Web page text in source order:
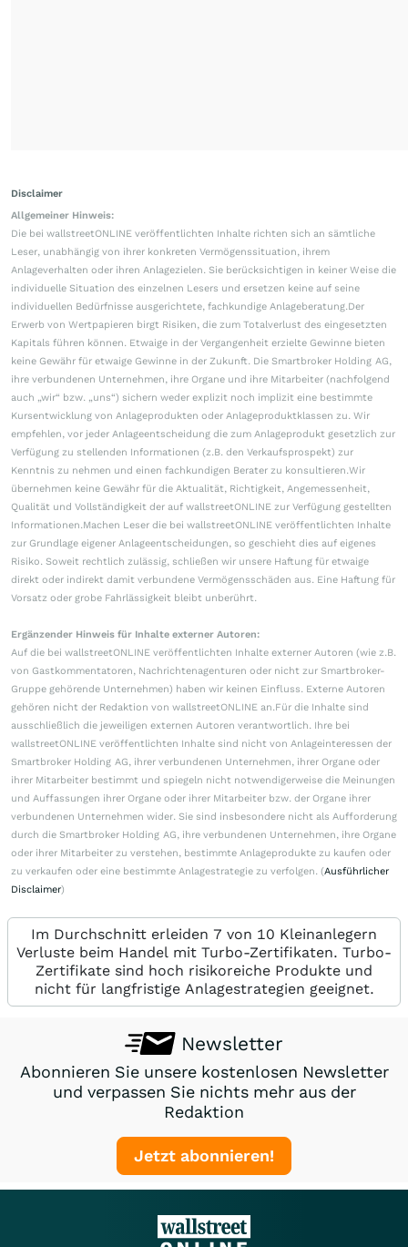
Disclaimer
Allgemeiner Hinweis:
Die bei wallstreetONLINE veröffentlichten Inhalte richten sich an sämtliche
Leser, unabhängig von ihrer konkreten Vermögenssituation, ihrem
Anlageverhalten oder ihren Anlagezielen. Sie berücksichtigen in keiner Weise die
individuelle Situation des einzelnen Lesers und ersetzen keine auf seine
individuellen Bedürfnisse ausgerichtete, fachkundige Anlageberatung.Der
Erwerb von Wertpapieren birgt Risiken, die zum Totalverlust des eingesetzten
Kapitals führen können. Etwaige in der Vergangenheit erzielte Gewinne bieten
keine Gewähr für etwaige Gewinne in der Zukunft. Die Smartbroker Holding AG,
ihre verbundenen Unternehmen, ihre Organe und ihre Mitarbeiter (nachfolgend
auch „wir“ bzw. „uns“) sichern weder explizit noch implizit eine bestimmte
Kursentwicklung von Anlageprodukten oder Anlageproduktklassen zu. Wir
empfehlen, vor jeder Anlageentscheidung die zum Anlageprodukt gesetzlich zur
Verfügung zu stellenden Informationen (z.B. den Verkaufsprospekt) zur
Kenntnis zu nehmen und einen fachkundigen Berater zu konsultieren.Wir
übernehmen keine Gewähr für die Aktualität, Richtigkeit, Angemessenheit,
Qualität und Vollständigkeit der auf wallstreetONLINE zur Verfügung gestellten
Informationen.Machen Leser die bei wallstreetONLINE veröffentlichten Inhalte
zur Grundlage eigener Anlageentscheidungen, so geschieht dies auf eigenes
Risiko. Soweit rechtlich zulässig, schließen wir unsere Haftung für etwaige
direkt oder indirekt damit verbundene Vermögensschäden aus. Eine Haftung für
Vorsatz oder grobe Fahrlässigkeit bleibt unberührt.
Ergänzender Hinweis für Inhalte externer Autoren:
Auf die bei wallstreetONLINE veröffentlichten Inhalte externer Autoren (wie z.B.
von Gastkommentatoren, Nachrichtenagenturen oder nicht zur Smartbroker-
Gruppe gehörende Unternehmen) haben wir keinen Einfluss. Externe Autoren
gehören nicht der Redaktion von wallstreetONLINE an.Für die Inhalte sind
ausschließlich die jeweiligen externen Autoren verantwortlich. Ihre bei
wallstreetONLINE veröffentlichten Inhalte sind nicht von Anlageinteressen der
Smartbroker Holding AG, ihrer verbundenen Unternehmen, ihrer Organe oder
ihrer Mitarbeiter bestimmt und spiegeln nicht notwendigerweise die Meinungen
und Auffassungen ihrer Organe oder ihrer Mitarbeiter bzw. der Organe ihrer
verbundenen Unternehmen wider. Sie sind insbesondere nicht als Aufforderung
durch die Smartbroker Holding AG, ihre verbundenen Unternehmen, ihre Organe
oder ihrer Mitarbeiter zu verstehen, bestimmte Anlageprodukte zu kaufen oder
zu verkaufen oder eine bestimmte Anlagestrategie zu verfolgen. (Ausführlicher
Disclaimer)
Im Durchschnitt erleiden 7 von 10 Kleinanlegern
Verluste beim Handel mit Turbo-Zertifikaten. Turbo-
Zertifikate sind hoch risikoreiche Produkte und
nicht für langfristige Anlagestrategien geeignet.
Newsletter
Abonnieren Sie unsere kostenlosen Newsletter
und verpassen Sie nichts mehr aus der
Redaktion
Jetzt abonnieren!